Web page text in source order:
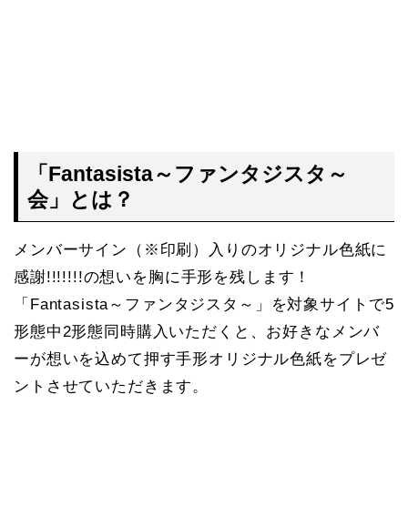
「Fantasista～ファンタジスタ～
会」とは？
メンバーサイン（※印刷）入りのオリジナル色紙に
感謝!!!!!!!の想いを胸に手形を残します！
「Fantasista～ファンタジスタ～」を対象サイトで5
形態中2形態同時購入いただくと、お好きなメンバ
ーが想いを込めて押す手形オリジナル色紙をプレゼ
ントさせていただきます。